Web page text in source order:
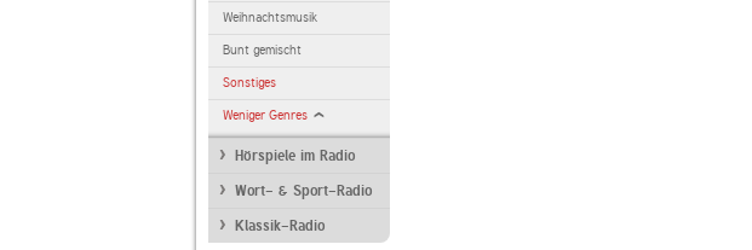
Weihnachtsmusik
Bunt gemischt
Sonstiges
Weniger Genres
Hörspiele im Radio
Wort- & Sport-Radio
Klassik-Radio